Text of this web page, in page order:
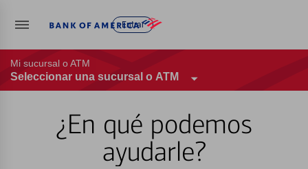
Entrar
Mi sucursal o ATM
Seleccionar una sucursal o ATM
¿En qué podemos
ayudarle?